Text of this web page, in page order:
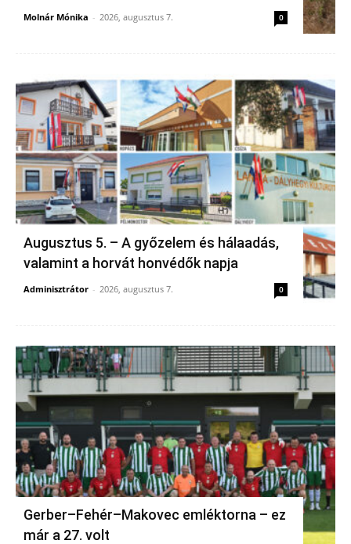
Molnár Mónika - 2026, augusztus 7. 0
Augusztus 5. – A győzelem és hálaadás,
valamint a horvát honvédők napja
Adminisztrátor - 2026, augusztus 7. 0
Gerber–Fehér–Makovec emléktorna – ez
már a 27. volt